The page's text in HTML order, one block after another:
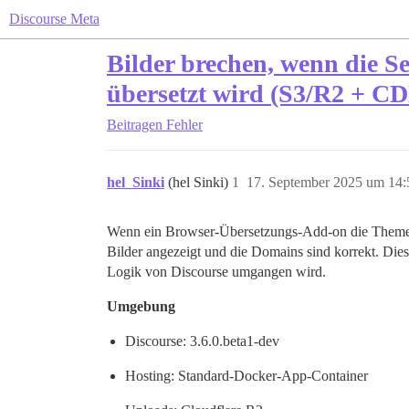
Discourse Meta
Bilder brechen, wenn die
übersetzt wird (S3/R2 +
Beitragen Fehler
hel_Sinki (hel Sinki) 17. September 2025 um
1
Wenn ein Browser-Übersetzungs-Add-on die
Bilder angezeigt und die Domains sind korrekt.
Logik von Discourse umgangen wird.
Umgebung
Discourse: 3.6.0.beta1-dev
Hosting: Standard-Docker-App-Container